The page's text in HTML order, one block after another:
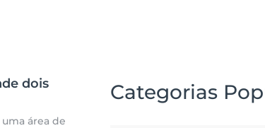
dois
área de
Categorias